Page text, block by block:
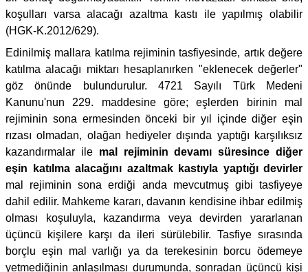
koşulları varsa alacağı azaltma kastı ile yapılmış olabilir
(HGK-K.2012/629).
Edinilmiş mallara katılma rejiminin tasfiyesinde, artık değere
katılma alacağı miktarı hesaplanırken "eklenecek değerler"
göz önünde bulundurulur. 4721 Sayılı Türk Medeni
Kanunu'nun 229. maddesine göre; eşlerden birinin mal
rejiminin sona ermesinden önceki bir yıl içinde diğer eşin
rızası olmadan, olağan hediyeler dışında yaptığı karşılıksız
kazandırmalar ile mal rejiminin devamı süresince diğer
eşin katılma alacağını azaltmak kastıyla yaptığı devirler
mal rejiminin sona erdiği anda mevcutmuş gibi tasfiyeye
dahil edilir. Mahkeme kararı, davanın kendisine ihbar edilmiş
olması koşuluyla, kazandırma veya devirden yararlanan
üçüncü kişilere karşı da ileri sürülebilir. Tasfiye sırasında
borçlu eşin mal varlığı ya da terekesinin borcu ödemeye
yetmediğinin anlaşılması durumunda, sonradan üçüncü kişi